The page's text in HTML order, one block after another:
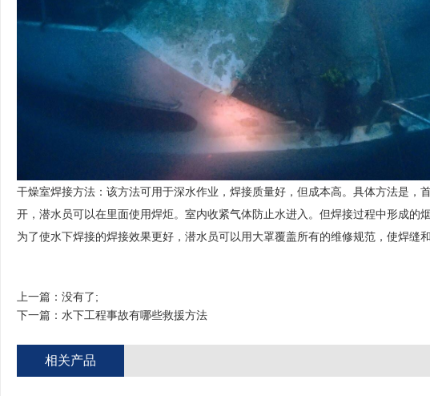
干燥室焊接方法：该方法可用于深水作业，焊接质量好，但成本高。具体方法是
开，潜水员可以在里面使用焊炬。室内收紧气体防止水进入。但焊接过程中形成的
为了使水下焊接的焊接效果更好，潜水员可以用大罩覆盖所有的维修规范，使焊
上一篇：没有了;
下一篇： 水下工程事故有哪些救援方法
相关产品